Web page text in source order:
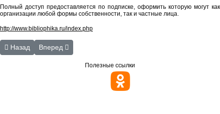
Полный доступ предоставляется по подписке, оформить которую могут как
организации любой формы собственности, так и частные лица.
http://www.bibliophika.ru/index.php
Предыдущий: Национальная электронная библиотека
Назад Следующий: BIBLIOPHIKA Электронная библиотека
Вперед
Полезные ссылки